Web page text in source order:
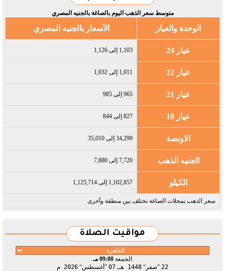
متوسط سعر الذهب اليوم بالصاغة بالجنيه المصري
الوحدة والعيار الأسعار بالجنيه المصري
عيار 24 1,103 إلى 1,126
عيار 22 1,011 إلى 1,032
عيار 21 965 إلى 985
عيار 18 827 إلى 844
الاونصة 34,299 إلى 35,010
الجنيه الذهب 7,720 إلى 7,880
الكيلو 1,102,857 إلى 1,125,714
سعر الذهب بمحلات الصاغة تختلف بين منطقة وأخرى
مواقيت الصلاة
الجمعة 09:08 مـ
22
صفر 1448 هـ 07 أغسطس 2026 م